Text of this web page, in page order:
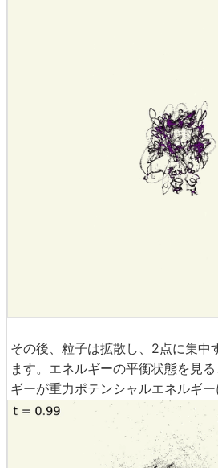
その後、粒子は拡散し、2点に集中
ます。エネルギーの平衡状態を見
ギーが重力ポテンシャルエネルギー